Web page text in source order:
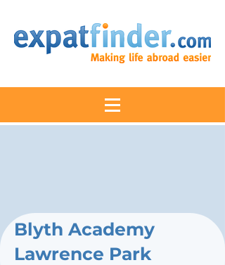
Blyth Academy
Lawrence Park